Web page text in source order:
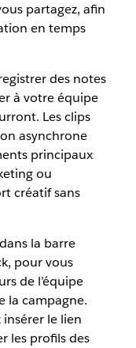
partagez, afin
en temps
des notes
à votre équipe
Les clips
asynchrone
principaux
ou
créatif sans
la barre
pour vous
de l’équipe
la campagne.
insérer le lien
les profils des